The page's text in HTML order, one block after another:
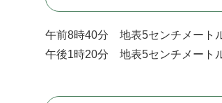
午前8時40分 地表5センチメート
午後1時20分 地表5センチメート